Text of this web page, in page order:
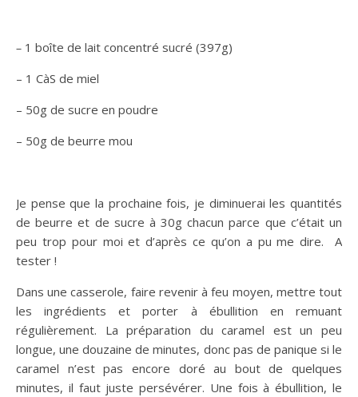
– 1 boîte de lait concentré sucré (397g)
– 1 CàS de miel
– 50g de sucre en poudre
– 50g de beurre mou
Je pense que la prochaine fois, je diminuerai les quantités
de beurre et de sucre à 30g chacun parce que c’était un
peu trop pour moi et d’après ce qu’on a pu me dire. A
tester !
Dans une casserole, faire revenir à feu moyen, mettre tout
les ingrédients et porter à ébullition en remuant
régulièrement. La préparation du caramel est un peu
longue, une douzaine de minutes, donc pas de panique si le
caramel n’est pas encore doré au bout de quelques
minutes, il faut juste persévérer. Une fois à ébullition, le